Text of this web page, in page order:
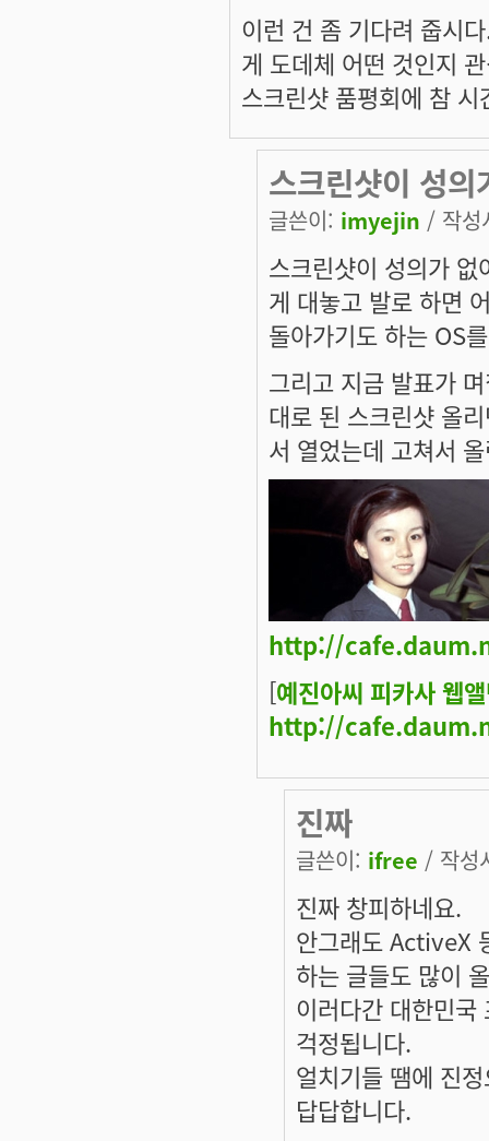
이런 건 좀 기다려 줍시
게 도데체 어떤 것인지
스크린샷 품평회에 참
스크린샷이 성의
글쓴이: imyejin / 작
스크린샷이 성의가
게 대놓고 발로 하면
돌아가기도 하는 OS
그리고 지금 발표가
대로 된 스크린샷 올
서 열었는데 고쳐서
http://
[예진아씨 피카사 웹
http://
진짜
글쓴이: ifree / 작성
진짜 창피하네요.
안그래도 ActiveX
하는 글들도 많이
이러다간 대한민국
걱정됩니다.
얼치기들 땜에 진
답답합니다.